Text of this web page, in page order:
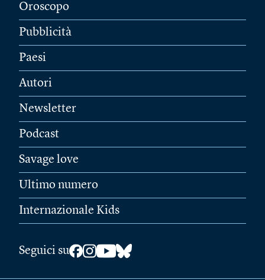
Oroscopo
Pubblicità
Paesi
Autori
Newsletter
Podcast
Savage love
Ultimo numero
Internazionale Kids
Seguici su